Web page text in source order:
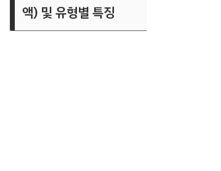
액) 및 유형별 특징